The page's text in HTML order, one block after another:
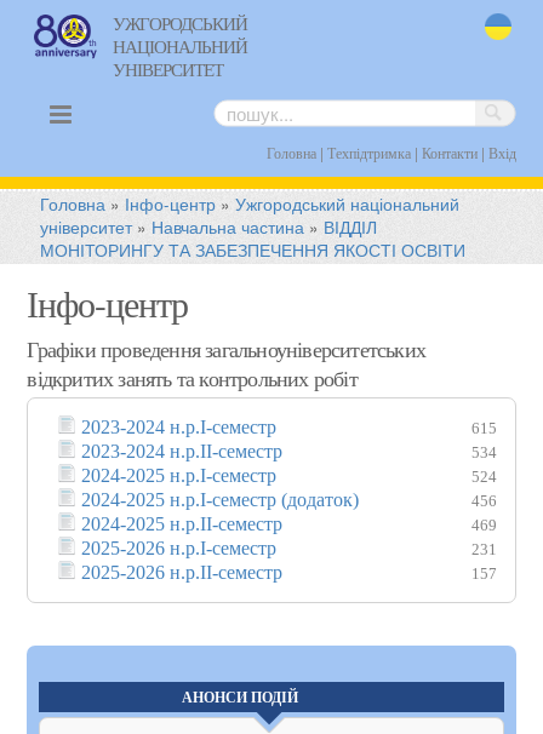
УЖГОРОДСЬКИЙ
НАЦІОНАЛЬНИЙ
УНІВЕРСИТЕТ
Головна| Техпідтримка| Контакти| Вхід
Головна » Інфо-центр »Ужгородський національний
університет» Навчальна частина » ВІДДІЛ
МОНІТОРИНГУ ТА ЗАБЕЗПЕЧЕННЯ ЯКОСТІ ОСВІТИ
Інфо-центр
Графіки проведення загальноуніверситетських
відкритих занять та контрольних робіт
2023-2024 н.р.І-семестр 615
2023-2024 н.р.ІІ-семестр 534
2024-2025 н.р.І-семестр 524
2024-2025 н.р.І-семестр (додаток) 456
2024-2025 н.р.ІІ-семестр 469
2025-2026 н.р.І-семестр 231
2025-2026 н.р.ІІ-семестр 157
АНОНСИ ПОДІЙ